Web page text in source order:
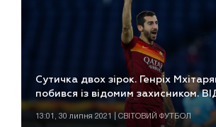
Сутичка двох зірок. Генріх
побився із відомим захисником.
13:01, 30 липня 2021 | СВІТОВИЙ ФУТБОЛ